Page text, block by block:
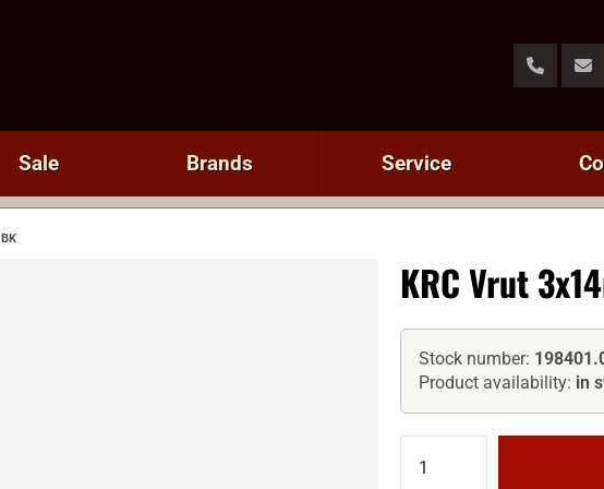
Sale Brands Service
KRC Vrut
Stock number:
Product availability: in